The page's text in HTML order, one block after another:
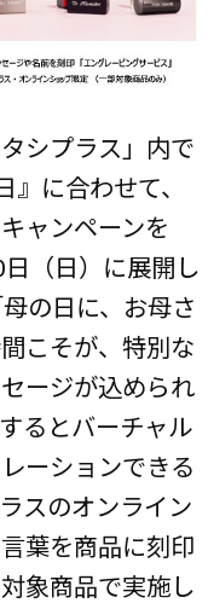
シプラス」内で
に合わせて、
ャンペーンを
（日）に展開し
の日に、お母さ
こそが、特別な
ージが込められ
るとバーチャル
ーションできる
スのオンライン
葉を商品に刻印
象商品で実施し